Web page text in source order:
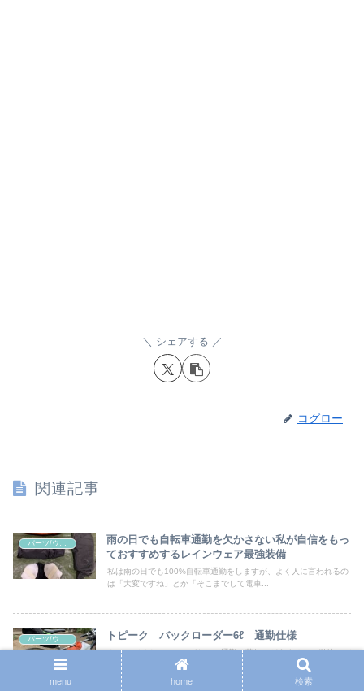
シェアする
コグロー
関連記事
パーツ/ウェア/バッグ
雨の日でも自転車通勤を欠かさない私が自信をもっ
ておすすめするレインウェア最強装備
私は雨の日でも100%自転車通勤をしますが、よく人に言われるの
は「大変ですね」とか「そこまでして電車...
パーツ/ウェア/バッグ トピーク バックローダー6ℓ 通勤仕様
クロスバイクにはかごがない、通勤の荷物はどうするか、単純にバ
ックパックに入れればよいと考えると思いま...
menu home 検索